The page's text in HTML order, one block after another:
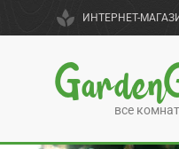
spa ИНТЕРНЕТ-
все